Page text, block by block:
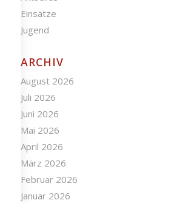
Einsätze
Jugend
ARCHIV
August 2026
Juli 2026
Juni 2026
Mai 2026
April 2026
März 2026
Februar 2026
Januar 2026